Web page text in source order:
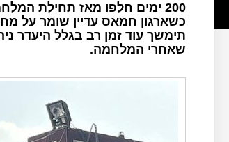
200 ימים חלפו מאז תחילת
כשארגון חמאס עדיין שומר על
תימשך עוד זמן רב בגלל היעדר
שאחרי המלחמה.